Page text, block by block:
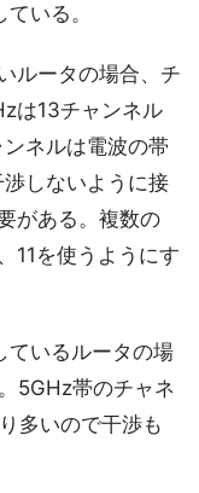
いる。
ルータの場合、チ
は13チャンネル
ネルは電波の帯
しないように接
がある。複数の
11を使うようにす
ているルータの場
5GHz帯のチャネ
多いので干渉も